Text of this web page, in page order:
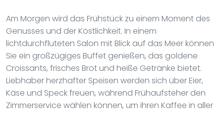
Am Morgen wird das Frühstück zu einem Moment des
Genusses und der Köstlichkeit. In einem
lichtdurchfluteten Salon mit Blick auf das Meer können
Sie ein großzügiges Buffet genießen, das goldene
Croissants, frisches Brot und heiße Getränke bietet.
Liebhaber herzhafter Speisen werden sich über Eier,
Käse und Speck freuen, während Frühaufsteher den
Zimmerservice wählen können, um ihren Kaffee in aller